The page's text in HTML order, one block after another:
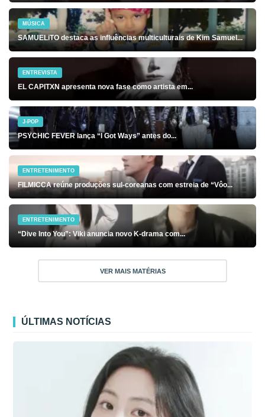
MÚSICA
SAMUELiTO destaca as influências multiculturais de Kim Samuel...
ENTREVISTA
EL CAPITXN apresenta nova fase como artista em...
J-POP
PSYCHIC FEVER lança “I Got Ways” antes do...
ENTRETENIMENTO
FILMICCA reúne produções sul-coreanas com estreia de “Vôo...
ENTRETENIMENTO
“Dive Into You”: Viki anuncia novo K-drama com...
VER MAIS MATÉRIAS
ÚLTIMAS NOTÍCIAS